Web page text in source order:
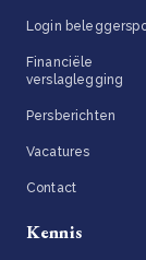
Login
Financiële
verslaglegging
Persberichten
Vacatures
Contact
Kennis